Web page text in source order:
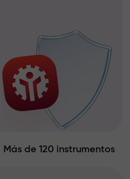
Más de 120 instrumentos